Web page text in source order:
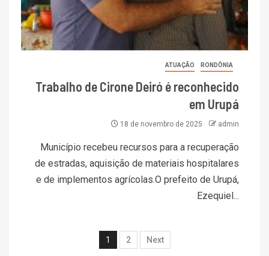
ATUAÇÃO RONDÔNIA
Trabalho de Cirone Deiró é reconhecido
em Urupá
18 de novembro de 2025 admin
Município recebeu recursos para a recuperação
de estradas, aquisição de materiais hospitalares
e de implementos agrícolas.O prefeito de Urupá,
Ezequiel...
1 2 Next